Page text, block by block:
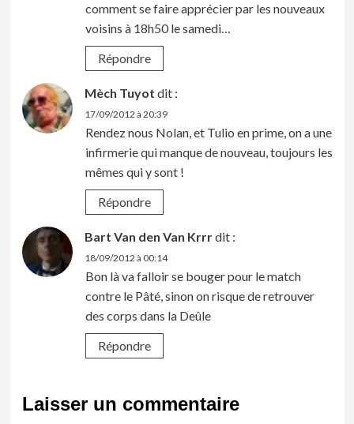
comment se faire apprécier par les nouveaux
voisins à 18h50 le samedi…
Répondre
Mèch Tuyot dit :
17/09/2012 à 20:39
Rendez nous Nolan, et Tulio en prime, on a une
infirmerie qui manque de nouveau, toujours les
mêmes qui y sont !
Répondre
Bart Van den Van Krrrdit :
18/09/2012 à 00:14
Bon là va falloir se bouger pour le match
contre le Pâté, sinon on risque de retrouver
des corps dans la Deûle
Répondre
Laisser un commentaire